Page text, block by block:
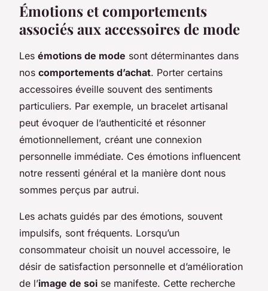
Émotions et comportements
associés aux accessoires de mode
Les émotions de mode sont déterminantes dans
nos comportements d’achat. Porter certains
accessoires éveille souvent des sentiments
particuliers. Par exemple, un bracelet artisanal
peut évoquer de l’authenticité et résonner
émotionnellement, créant une connexion
personnelle immédiate. Ces émotions influencent
notre ressenti général et la manière dont nous
sommes perçus par autrui.
Les achats guidés par des émotions, souvent
impulsifs, sont fréquents. Lorsqu’un
consommateur choisit un nouvel accessoire, le
désir de satisfaction personnelle et d’amélioration
de l’image de soi se manifeste. Cette recherche